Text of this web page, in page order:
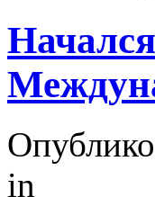
in